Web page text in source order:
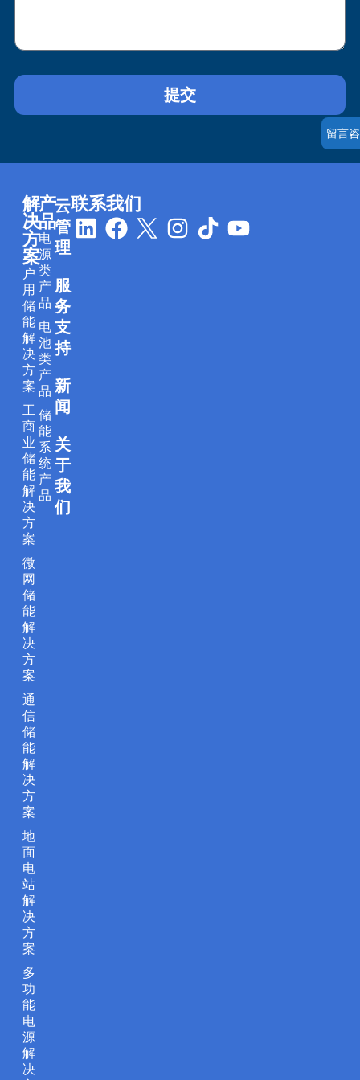
提交
解
决
方
案
户
用
储
能
解
决
方
案
工
商
业
储
能
解
决
方
案
微
网
储
能
解
决
方
案
通
信
储
能
解
决
方
案
地
面
电
站
解
决
方
案
多
功
能
电
源
解
决
产
品
电
源
类
产
品
电
池
类
产
品
储
能
系
统
产
品
云
管
理
服
务
支
持
新
闻
关
于
我
们
联系我们
L
i
F
a
I
n
T
i
Y
留言